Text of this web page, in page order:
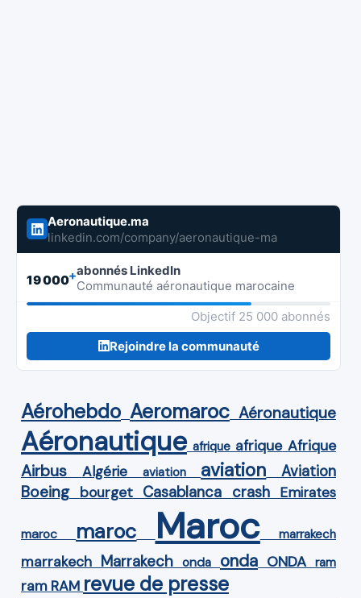
Aeronautique.ma
linkedin.com/company/aeronautique-ma
19 000+abonnés LinkedIn
Communauté aéronautique marocaine
Objectif 25 000 abonnés
Rejoindre la communauté
Aérohebdo Aeromaroc Aéronautique
Aéronautique afrique afrique Afrique
Airbus Algérie aviation aviation Aviation
Boeing bourget Casablanca crash Emirates
maroc maroc Maroc marrakech
marrakech Marrakech onda onda ONDA ram
ram RAM revue de presse